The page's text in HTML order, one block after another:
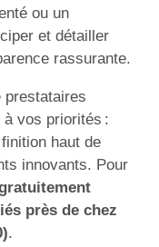
ou un
et détailler
rassurante.
prestataires
à vos priorités :
haut de
innovants. Pour
près de chez
.